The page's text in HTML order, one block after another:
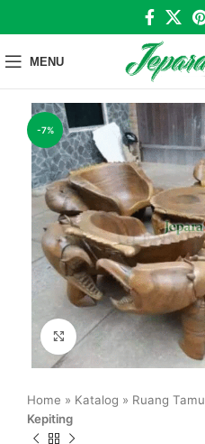
MENU
-7%
Click to enlarge
Home » Katalog » Ruang Tamu
Kepiting